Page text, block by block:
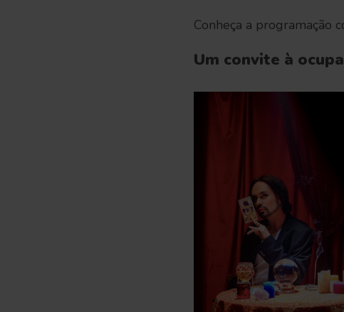
Conheça a programação
Um convite à